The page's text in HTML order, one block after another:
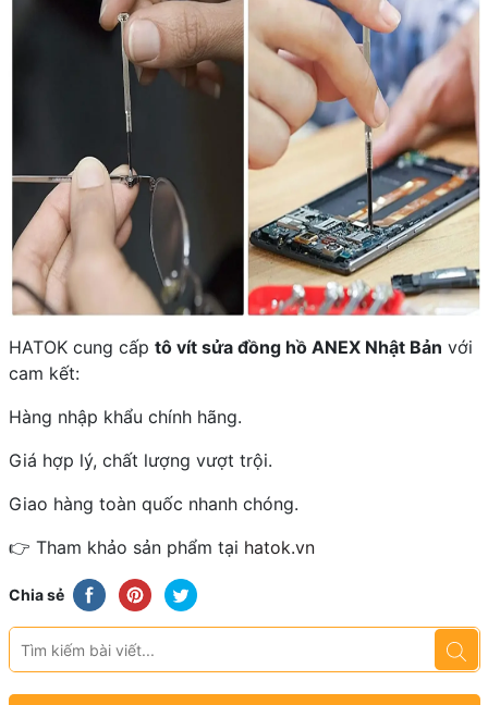
HATOK cung cấp tô vít sửa đồng hồ ANEX Nhật Bản với
cam kết:
Hàng nhập khẩu chính hãng.
Giá hợp lý, chất lượng vượt trội.
Giao hàng toàn quốc nhanh chóng.
👉 Tham khảo sản phẩm tại hatok.vn
Chia sẻ